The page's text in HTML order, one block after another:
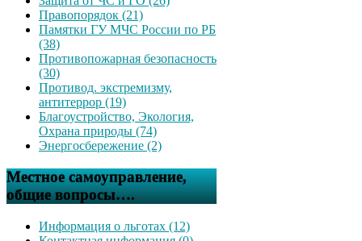
Правопорядок (21)
Памятки ГУ МЧС России по РБ
(38)
Противопожарная безопасность
(30)
Противод. экстремизму,
антитеррор (19)
Благоустройство, Экология,
Охрана природы (74)
Энергосбережение (2)
Местное самоуправление,
общие вопросы….
Информация о льготах (12)